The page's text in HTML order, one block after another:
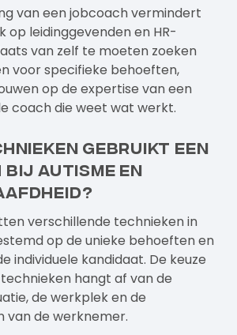
van een jobcoach vermindert
op leidinggevenden en HR-
van zelf te moeten zoeken
voor specifieke behoeften,
op de expertise van een
coach die weet wat werkt.
gebruikt een
autisme en
verschillende technieken in
op de unieke behoeften en
individuele kandidaat. De keuze
hangt af van de
de werkplek en de
van de werknemer.